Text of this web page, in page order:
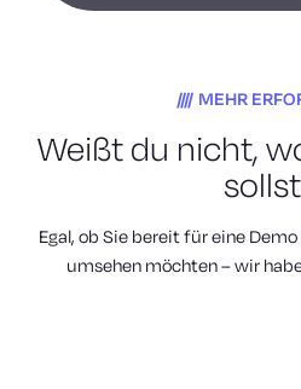
MEHR
Weißt du nicht,
Egal, ob Sie bereit für eine
umsehen möchten – wir